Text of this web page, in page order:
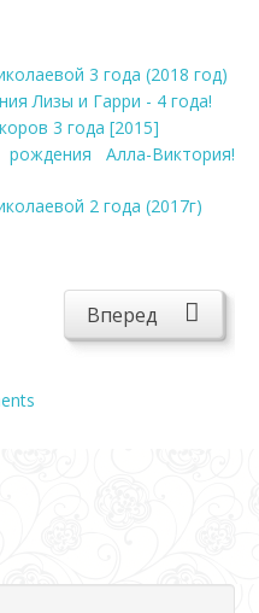
3 года (2018 год)
Лизы и Гарри - 4 года!
3 года [2015]
Алла-Виктория!
2 года (2017г)
Вперед